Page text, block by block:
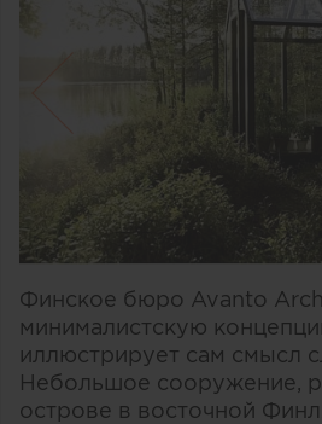
Финское бюро Avanto
минималистскую
иллюстрирует сам смысл
Небольшое сооружение,
острове в восточной